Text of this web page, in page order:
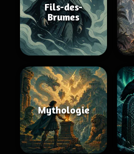
Fils-des-
Brumes
Mythologie